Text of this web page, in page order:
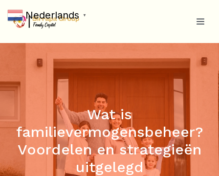
Wat is
familievermogensbeheer?
Voordelen en strategieën
uitgelegd
Nederlands ▼